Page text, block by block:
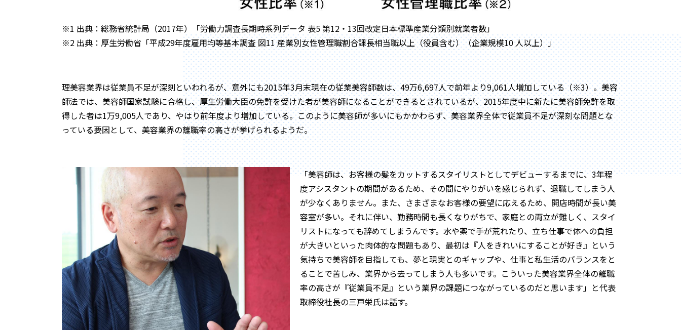
※1 出典：総務省統計局（2017年）「労働力調査長期時系列データ 表5 第12・13回改定日本標準産業分類別就業者数」
※2 出典：厚生労働省「平成29年度雇用均等基本調査 図11 産業別女性管理職割合課長相当職以上（役員含む）（企業規模10 人以上）」
理美容業界は従業員不足が深刻といわれるが、意外にも2015年3月末現在の従業美容師数は、49万6,697人で前年より9,061人増加している（※3）。美容
師法では、美容師国家試験に合格し、厚生労働大臣の免許を受けた者が美容師になることができるとされているが、2015年度中に新たに美容師免許を取
得した者は1万9,005人であり、やはり前年度より増加している。このように美容師が多いにもかかわらず、美容業界全体で従業員不足が深刻な問題とな
っている要因として、美容業界の離職率の高さが挙げられるようだ。
「美容師は、お客様の髪をカットするスタイリストとしてデビューするまでに、3年程
度アシスタントの期間があるため、その間にやりがいを感じられず、退職してしまう人
が少なくありません。また、さまざまなお客様の要望に応えるため、開店時間が長い美
容室が多い。それに伴い、勤務時間も長くなりがちで、家庭との両立が難しく、スタイ
リストになっても辞めてしまうんです。水や薬で手が荒れたり、立ち仕事で体への負担
が大きいといった肉体的な問題もあり、最初は『人をきれいにすることが好き』という
気持ちで美容師を目指しても、夢と現実とのギャップや、仕事と私生活のバランスをと
ることで苦しみ、業界から去ってしまう人も多いです。こういった美容業界全体の離職
率の高さが『従業員不足』という業界の課題につながっているのだと思います」と代表
取締役社長の三戸栄氏は話す。